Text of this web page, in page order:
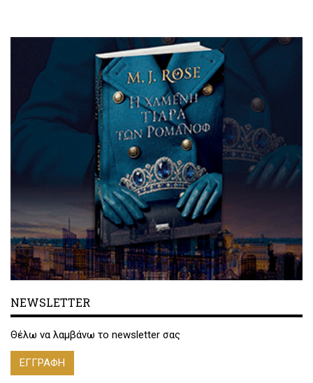
NEWSLETTER
Θέλω να λαμβάνω το newsletter σας
ΕΓΓΡΑΦΗ